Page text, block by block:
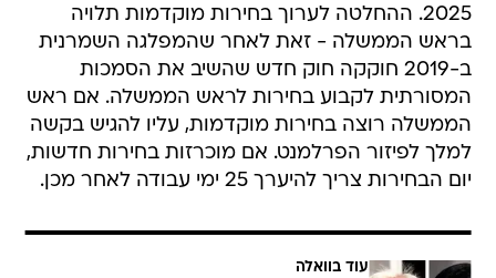
2025. ההחלטה לערוך בחירות מוקדמות תלויה
בראש הממשלה - זאת לאחר שהמפלגה השמרנית
ב-2019 חוקקה חוק חדש שהשיב את הסמכות
המסורתית לקבוע בחירות לראש הממשלה. אם ראש
הממשלה רוצה בחירות מוקדמות, עליו להגיש בקשה
למלך לפיזור הפרלמנט. אם מוכרזות בחירות חדשות,
יום הבחירות צריך להיערך 25 ימי עבודה לאחר מכן.
עוד בוואלה